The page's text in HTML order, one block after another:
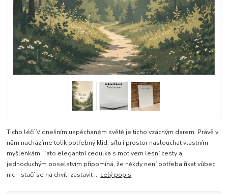
Ticho léčí V dnešním uspěchaném světě je ticho vzácným darem. Právě v
něm nacházíme tolik potřebný klid, sílu i prostor naslouchat vlastním
myšlenkám. Tato elegantní cedulka s motivem lesní cesty a
jednoduchým poselstvím připomíná, že někdy není potřeba říkat vůbec
nic – stačí se na chvíli zastavit ... celý popis